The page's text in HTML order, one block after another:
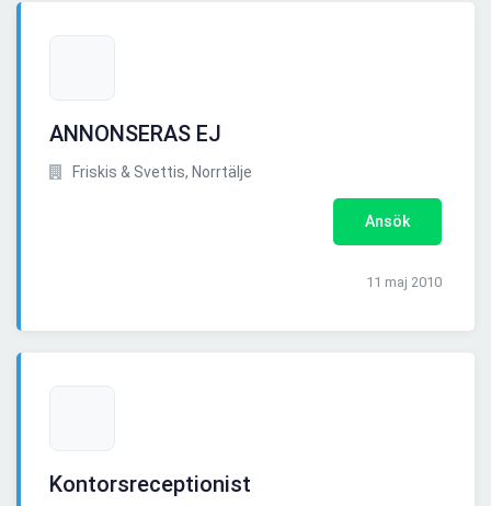
ANNONSERAS EJ
Friskis & Svettis, Norrtälje
Ansök
11 maj 2010
Kontorsreceptionist